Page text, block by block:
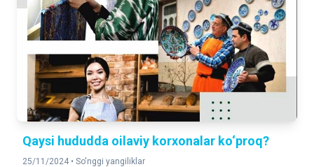
Qaysi hududda oilaviy korxonalar ko‘proq?
25/11/2024 • So'nggi yangiliklar